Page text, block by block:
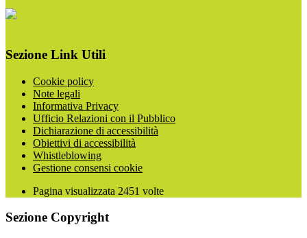
Sezione Link Utili
Cookie policy
Note legali
Informativa Privacy
Ufficio Relazioni con il Pubblico
Dichiarazione di accessibilità
Obiettivi di accessibilità
Whistleblowing
Gestione consensi cookie
Pagina visualizzata 2451 volte
Sezione Copyright